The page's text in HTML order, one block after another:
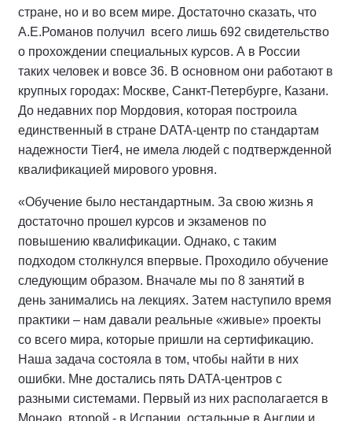
стране, но и во всем мире. Достаточно сказать, что
А.Е.Романов получил всего лишь 692 свидетельство
о прохождении специальных курсов. А в России
таких человек и вовсе 36. В основном они работают в
крупных городах: Москве, Санкт-Петербурге, Казани.
До недавних пор Мордовия, которая построила
единственный в стране DATA-центр по стандартам
надежности Tier4, не имела людей с подтвержденной
квалификацией мирового уровня.
«Обучение было нестандартным. За свою жизнь я
достаточно прошел курсов и экзаменов по
повышению квалификации. Однако, с таким
подходом столкнулся впервые. Проходило обучение
следующим образом. Вначале мы по 8 занятий в
день занимались на лекциях. Затем наступило время
практики – нам давали реальные «живые» проекты
со всего мира, которые пришли на сертификацию.
Наша задача состояла в том, чтобы найти в них
ошибки. Мне достались пять DATA-центров с
разными системами. Первый из них располагается в
Монако, второй - в Испании, остальные в Англии и